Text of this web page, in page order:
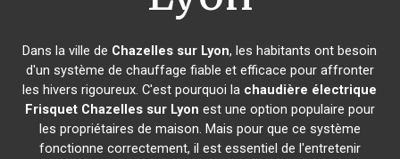
Dans la ville de Chazelles sur Lyon, les habitants ont besoin
d'un système de chauffage fiable et efficace pour affronter
les hivers rigoureux. C'est pourquoi la chaudière électrique
Frisquet Chazelles sur Lyon est une option populaire pour
les propriétaires de maison. Mais pour que ce système
fonctionne correctement, il est essentiel de l'entretenir